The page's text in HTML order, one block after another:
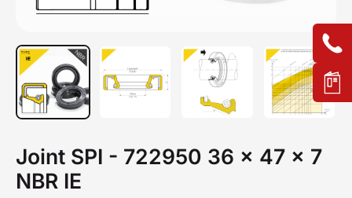
Joint SPI - 722950 36 x 47 x 7
NBR IE